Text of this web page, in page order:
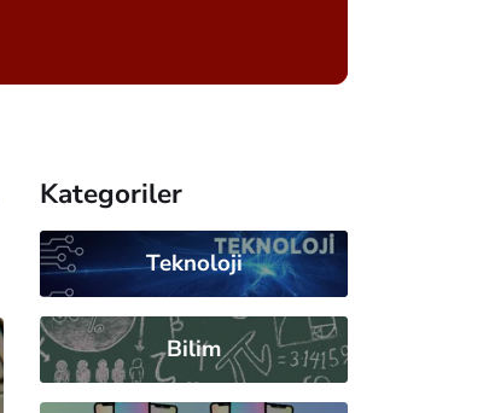
Kategoriler
Teknoloji
Bilim